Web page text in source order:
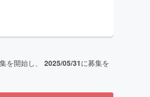
を開始し、 2025/05/31に募集を